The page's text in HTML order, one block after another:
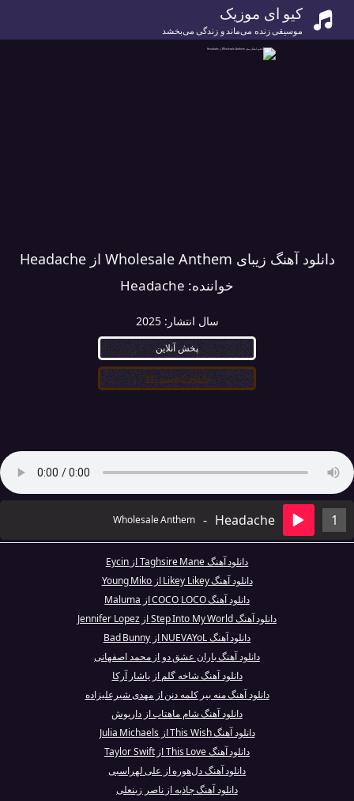
کیو ای موزیک
موسیقی زنده می‌ماند و زندگی می‌بخشد
دانلود آهنگ زیبای Wholesale Anthem از Headache
خواننده: Headache
سال انتشار:2025
پخش آنلاین
دانلود کیفیت ۳۲۰
1
Headache
-
Wholesale Anthem
دانلود آهنگ Taghsire Mane از Eycin
دانلود آهنگ Likey Likey از Young Miko
دانلود آهنگ COCO LOCO از Maluma
دانلود آهنگ Step Into My World از Jennifer Lopez
دانلود آهنگ NUEVAYoL از Bad Bunny
دانلود آهنگ باران عشق دو از محمد اصفهانی
دانلود آهنگ شاخه گلم از یاشار آرکا
دانلود آهنگ منه بیر کلمه دنن از مهدی شیرعلیزاده
دانلود آهنگ شام ماهتاب از داریوش
دانلود آهنگ This Wish از Julia Michaels
دانلود آهنگ This Love از Taylor Swift
دانلود آهنگ دل‌هوره از علی لهراسبی
دانلود آهنگ جاذبه از ناصر زینعلی